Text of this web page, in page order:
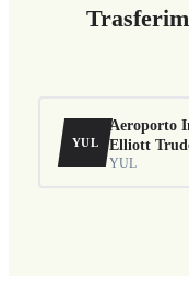
YUL
Aeroporto
Elliott
YUL